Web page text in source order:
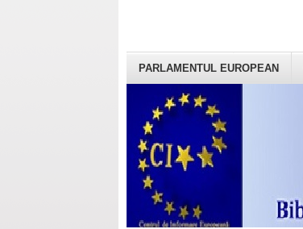
PARLAMENTUL EUROPEAN